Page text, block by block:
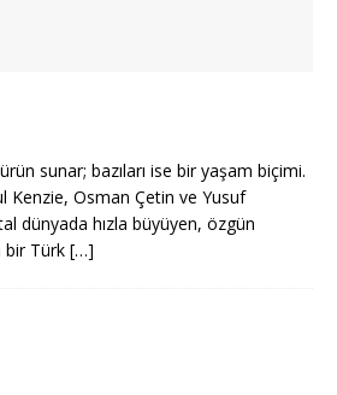
sunar; bazıları ise bir yaşam biçimi.
Kenzie, Osman Çetin ve Yusuf
dünyada hızla büyüyen, özgün
bir Türk […]